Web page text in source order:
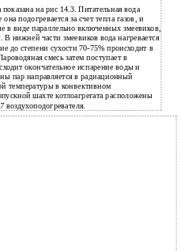
на рис 14.3. Питательная вода
она подогревается за счет тепла газов, и
в виде параллельно включенных змеевиков,
нижней части змеевиков вода нагревается
до степени сухости 70-75% происходит в
смесь затем поступает в
окончательное испарение воды и
пар направляется в радиационный
температуры в конвективном
шахте котлоагрегата расположены
7воздухоподогревателя.